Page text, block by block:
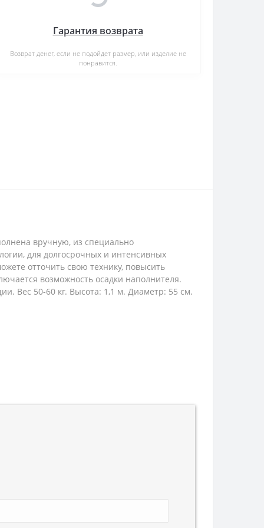
Гарантия возврата
Возврат денег, если не подойдет размер, или изделие не
понравится.
вручную, из специально
для долгосрочных и интенсивных
отточить свою технику, повысить
возможность осадки наполнителя.
Вес 50-60 кг. Высота: 1,1 м. Диаметр: 55 см.